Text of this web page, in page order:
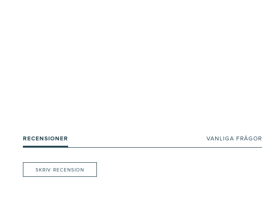
RECENSIONER VANLIGA FRÅGOR
SKRIV RECENSION